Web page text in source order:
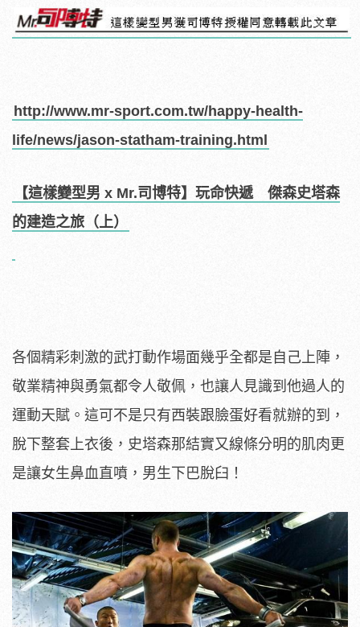
http://www.mr-sport.com.tw/happy-health-
life/news/jason-statham-training.html
【這樣變型男 x Mr.司博特】 玩命快遞 傑森史塔森
的建造之旅（上）
各個精彩刺激的武打動作場面幾乎全都是自己上陣，
敬業精神與勇氣都令人敬佩，也讓人見識到他過人的
運動天賦。這可不是只有西裝跟臉蛋好看就辦的到，
脫下整套上衣後，史塔森那結實又線條分明的肌肉更
是讓女生鼻血直噴，男生下巴脫臼！